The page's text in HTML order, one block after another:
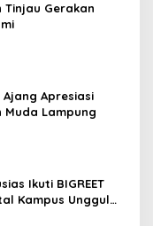
Tinjau Gerakan
Ajang Apresiasi
Muda Lampung
Ikuti BIGREET
Kampus Unggul
Deretan